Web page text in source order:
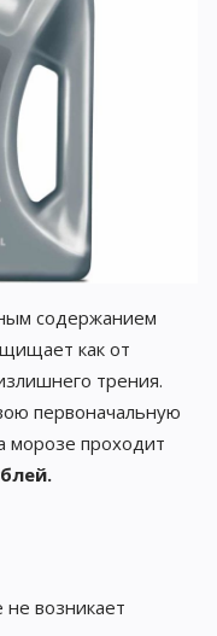
содержанием
как от
трения.
первоначальную
морозе проходит
не возникает